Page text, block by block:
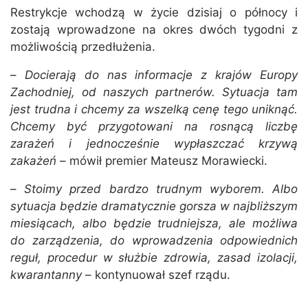
Restrykcje wchodzą w życie dzisiaj o północy i
zostają wprowadzone na okres dwóch tygodni z
możliwością przedłużenia.
– Docierają do nas informacje z krajów Europy
Zachodniej, od naszych partnerów. Sytuacja tam
jest trudna i chcemy za wszelką cenę tego uniknąć.
Chcemy być przygotowani na rosnącą liczbę
zarażeń i jednocześnie wypłaszczać krzywą
zakażeń – mówił premier Mateusz Morawiecki.
–Stoimy przed bardzo trudnym wyborem. Albo
sytuacja będzie dramatycznie gorsza w najbliższym
miesiącach, albo będzie trudniejsza, ale możliwa
do zarządzenia, do wprowadzenia odpowiednich
reguł, procedur w służbie zdrowia, zasad izolacji,
kwarantanny– kontynuował szef rządu.